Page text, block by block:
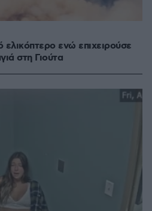
ελικόπτερο ενώ επιχειρούσε
στη Γιούτα